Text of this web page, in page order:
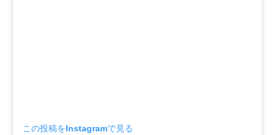
この投稿をInstagramで見る